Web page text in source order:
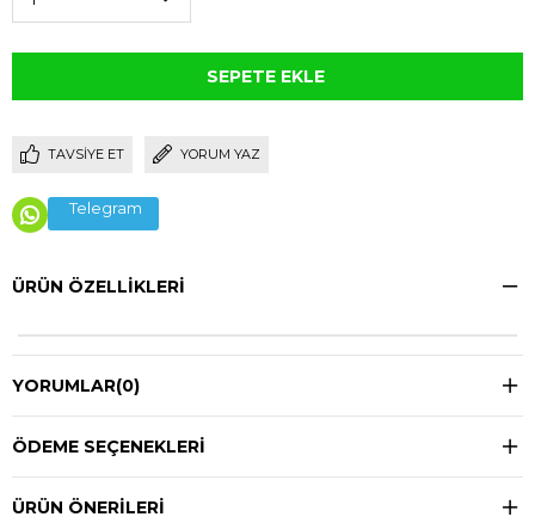
TAVSIYE ET YORUM YAZ
Telegram
ÜRÜN ÖZELLIKLERI
YORUMLAR(0)
ÖDEME SEÇENEKLERI
ÜRÜN ÖNERILERI